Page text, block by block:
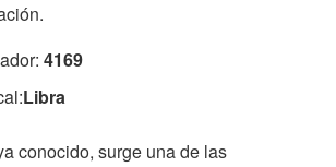
4169
Libra
conocido, surge una de las